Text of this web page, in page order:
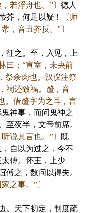
若浮舟也。”〕 德人
芥，何足以疑！
〔师
，音丑芥反。”〕
之。至，入见，上
林曰：“宣室，未央前
祭余肉也。汉仪注祭
祠还致福。釐，音
。借釐字为之耳，言
鬼神事，而问鬼神之
至夜半，文帝前席。
说其言也。”〕
既
自以为过之，今不
傅。怀王，上少
傅之，数问以得失。
之事。”〕
天下初定，制度疏